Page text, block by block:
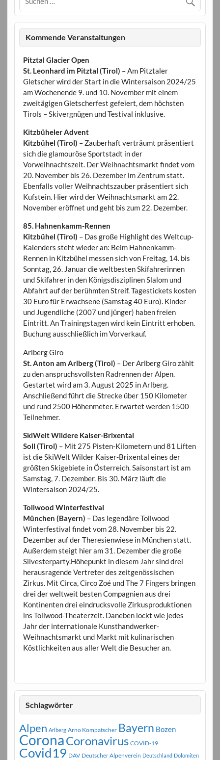
Kommende Veranstaltungen
Pitztal Glacier Open
St. Leonhard im Pitztal (Tirol) – Am Pitztaler
Gletscher wird der Start in die Wintersaison 2024/25
am Wochenende 9. und 10. November mit einem
zweitägigen Gletscherfest gefeiert, dem höchsten
Tirols – Skivergnügen und Testival inklusive.
Kitzbüheler Advent
Kitzbühel (Tirol) – Zauberhaft verträumt präsentiert
sich die glamouröse Sportstadt in der
Vorweihnachtszeit. Der Weihnachtsmarkt findet vom
20. November bis 26. Dezember im Zentrum statt.
Ebenfalls voller Weihnachtszauber präsentiert sich
Kufstein. Hier wird der Weihnachtsmarkt am 22.
November eröffnet und geht bis zum 22. Dezember.
85. Hahnenkamm-Rennen
Kitzbühel (Tirol) – Das große Highlight des Weltcup-
Kalenders steht wieder an: Beim Hahnenkamm-
Rennen in Kitzbühel messen sich von Freitag, 14. bis
Sonntag, 26. Januar die weltbesten Skifahrerinnen
und Skifahrer in den Königsdisziplinen Slalom und
Abfahrt auf der berühmten Streif. Tagestickets kosten
30 Euro für Erwachsene (Samstag 40 Euro). Kinder
und Jugendliche (2007 und jünger) haben freien
Eintritt. An Trainingstagen wird kein Eintritt erhoben.
Buchung ausschließlich im Vorverkauf.
Arlberg Giro
St. Anton am Arlberg (Tirol) – Der Arlberg Giro zählt
zu den anspruchsvollsten Radrennen der Alpen.
Gestartet wird am 3. August 2025 in Arlberg.
Anschließend führt die Strecke über 150 Kilometer
und rund 2500 Höhenmeter. Erwartet werden 1500
Teilnehmer.
SkiWelt Wildere Kaiser-Brixental
Soll (Tirol) – Mit 275 Pisten-Kilometern und 81 Liften
ist die SkiWelt Wilder Kaiser-Brixental eines der
größten Skigebiete in Österreich. Saisonstart ist am
Samstag, 7. Dezember. Bis 30. März läuft die
Wintersaison 2024/25.
Tollwood Winterfestival
München (Bayern) – Das legendäre Tollwood
Winterfestival findet vom 28. November bis 22.
Dezember auf der Theresienwiese in München statt.
Außerdem steigt hier am 31. Dezember die große
Silvesterparty.Höhepunkt in diesem Jahr sind drei
herausragende Vertreter des zeitgenössischen
Zirkus. Mit Circa, Circo Zoé und The 7 Fingers bringen
drei der weltweit besten Compagnien aus drei
Kontinenten drei eindrucksvolle Zirkusproduktionen
ins Tollwood-Theaterzelt. Daneben lockt wie jedes
Jahr der internationale Kunsthandwerker-
Weihnachtsmarkt und Markt mit kulinarischen
Köstlichkeiten aus aller Welt die Besucher an.
Schlagwörter
Alpen Arlberg Arno Kompatscher Bayern Bozen
CoronaCoronavirus COVID-19
Covid19 DAV Deutscher Alpenverein Deutschland Dolomiten